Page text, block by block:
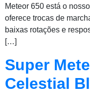
Meteor 650 está o
oferece trocas de
baixas rotações e
[…]
Super
Celestial